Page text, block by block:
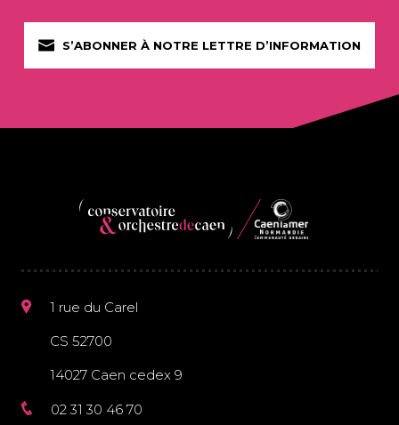
S’ABONNER À NOTRE LETTRE D’INFORMATION
1 rue du Carel
CS 52700
14027 Caen cedex 9
02 31 30 46 70